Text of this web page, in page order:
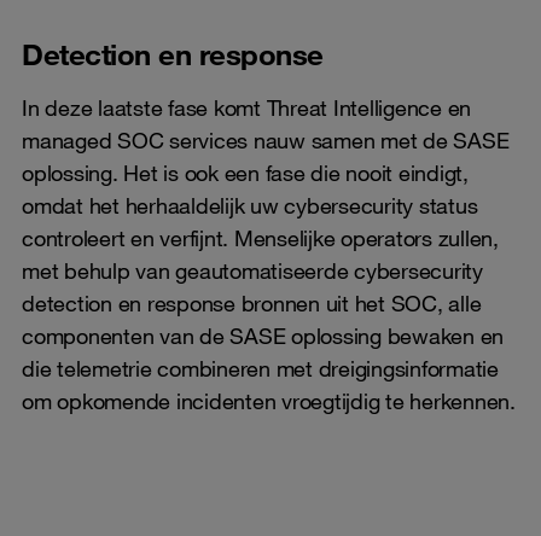
Detection en response
In deze laatste fase komt Threat Intelligence en
managed SOC services nauw samen met de SASE
oplossing. Het is ook een fase die nooit eindigt,
omdat het herhaaldelijk uw cybersecurity status
controleert en verfijnt. Menselijke operators zullen,
met behulp van geautomatiseerde cybersecurity
detection en response bronnen uit het SOC, alle
componenten van de SASE oplossing bewaken en
die telemetrie combineren met dreigingsinformatie
om opkomende incidenten vroegtijdig te herkennen.